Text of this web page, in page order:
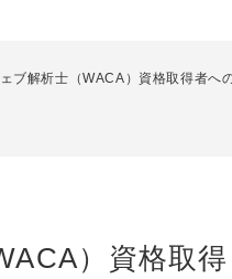
ブ解析士（WACA）資格取得者へ
）資格取得